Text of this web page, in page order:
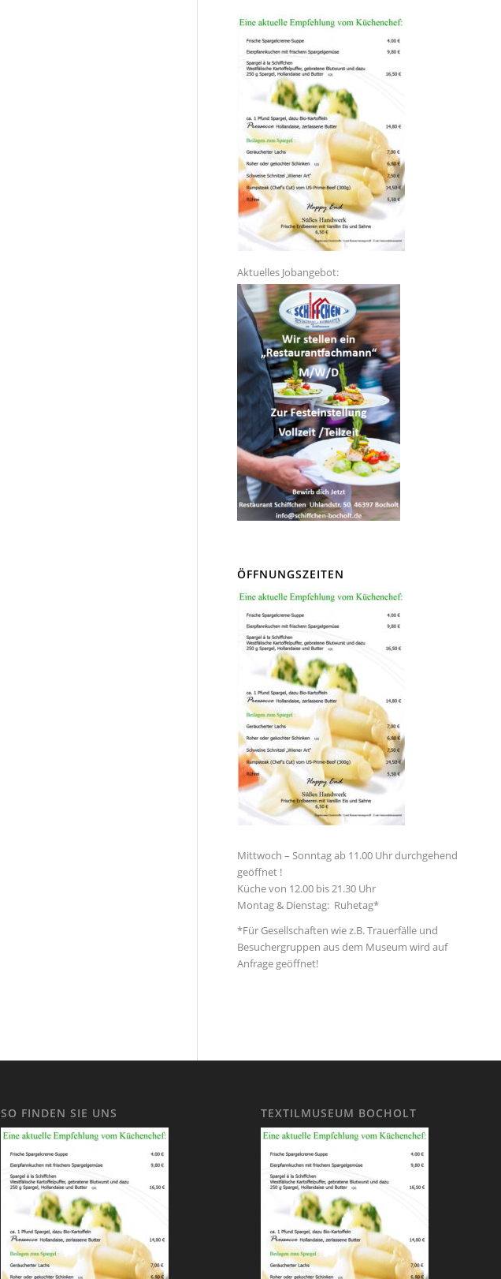
Aktuelles Jobangebot:
ÖFFNUNGSZEITEN
Mittwoch – Sonntag ab 11.00 Uhr durchgehend
geöffnet !
Küche von 12.00 bis 21.30 Uhr
Montag & Dienstag: Ruhetag*
*Für Gesellschaften wie z.B. Trauerfälle und
Besuchergruppen aus dem Museum wird auf
Anfrage geöffnet!
SO FINDEN SIE UNS TEXTILMUSEUM BOCHOLT